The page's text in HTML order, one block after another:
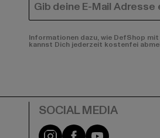
E-MAIL
Informationen dazu, wie DefShop
kannst Dich jederzeit kostenfei
Instagram
FacebookYouTube